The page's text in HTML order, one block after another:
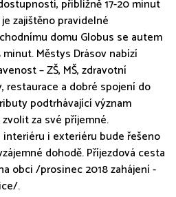
přibližně 17-20 minut
zajištěno pravidelné
domu Globus se autem
Městys Drásov nabízí
– ZŠ, MŠ, zdravotní
restaurace a dobré spojení do
podtrhávající význam
za své příjemné.
i exteriéru bude řešeno
dohodě. Příjezdová cesta
obci /prosinec 2018 zahájení -
.